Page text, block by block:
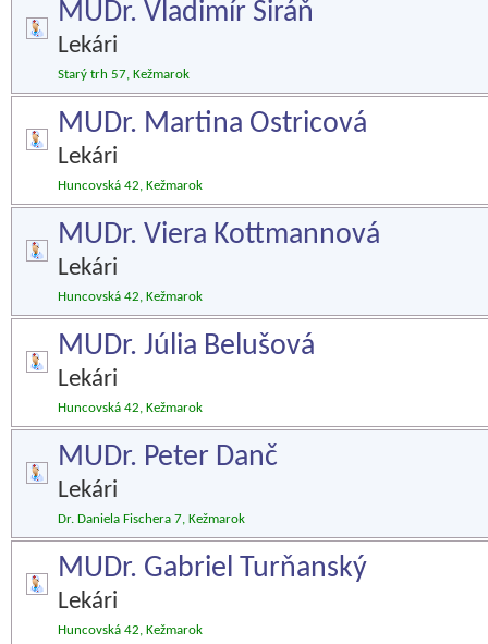
MUDr. Vladimír Siráň
Lekári
Starý trh 57, Kežmarok
MUDr. Martina Ostricová
Lekári
Huncovská 42, Kežmarok
MUDr. Viera Kottmannová
Lekári
Huncovská 42, Kežmarok
MUDr. Júlia Belušová
Lekári
Huncovská 42, Kežmarok
MUDr. Peter Danč
Lekári
Dr. Daniela Fischera 7, Kežmarok
MUDr. Gabriel Turňanský
Lekári
Huncovská 42, Kežmarok